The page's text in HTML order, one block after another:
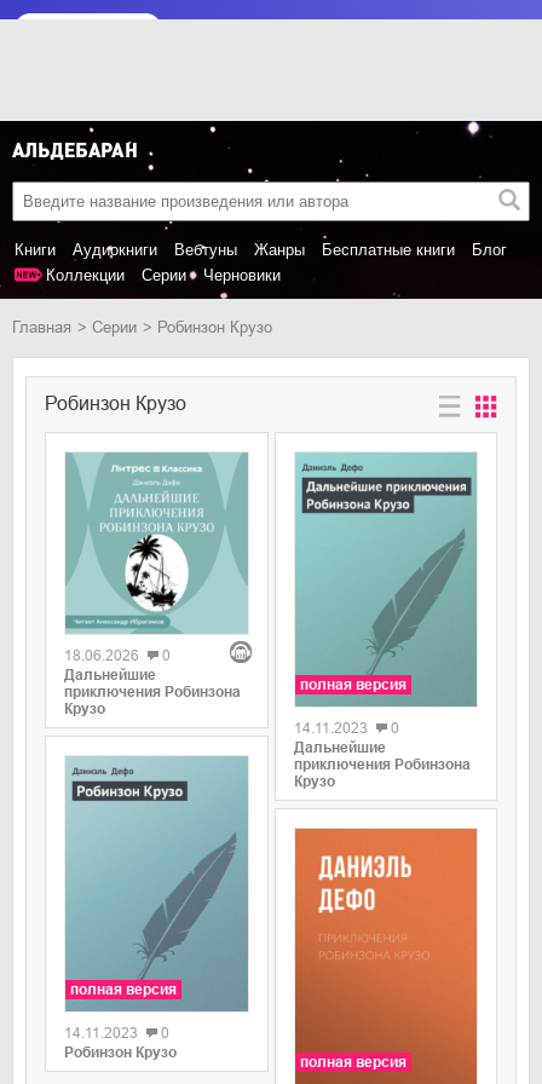
Книги Аудиокниги Вебтуны Жанры Бесплатные книги
Блог
Коллекции
Серии Черновики
Главная Серии Робинзон Крузо
Робинзон Крузо
0
18.06.2026
0
Дальнейшие
приключения Робинзона
Крузо
полная версия
14.11.2023
0
Робинзон Крузо
полная версия
14.11.2023
0
Дальнейшие
приключения Робинзона
Крузо
полная версия